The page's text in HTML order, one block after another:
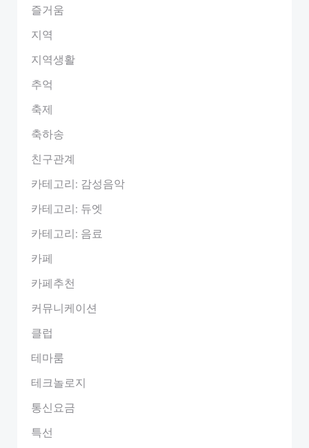
즐거움
지역
지역생활
추억
축제
축하송
친구관계
카테고리: 감성음악
카테고리: 듀엣
카테고리: 음료
카페
카페추천
커뮤니케이션
클럽
테마룸
테크놀로지
통신요금
특선